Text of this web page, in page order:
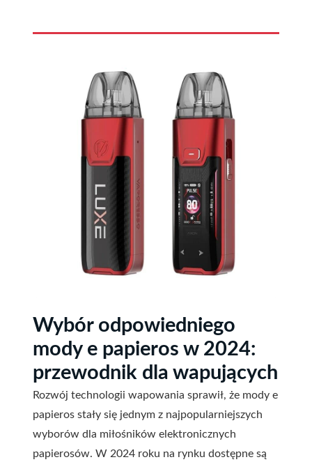
Wybór odpowiedniego
mody e papieros w 2024:
przewodnik dla wapujących
Rozwój technologii wapowania sprawił, że mody e
papieros stały się jednym z najpopularniejszych
wyborów dla miłośników elektronicznych
papierosów. W 2024 roku na rynku dostępne są